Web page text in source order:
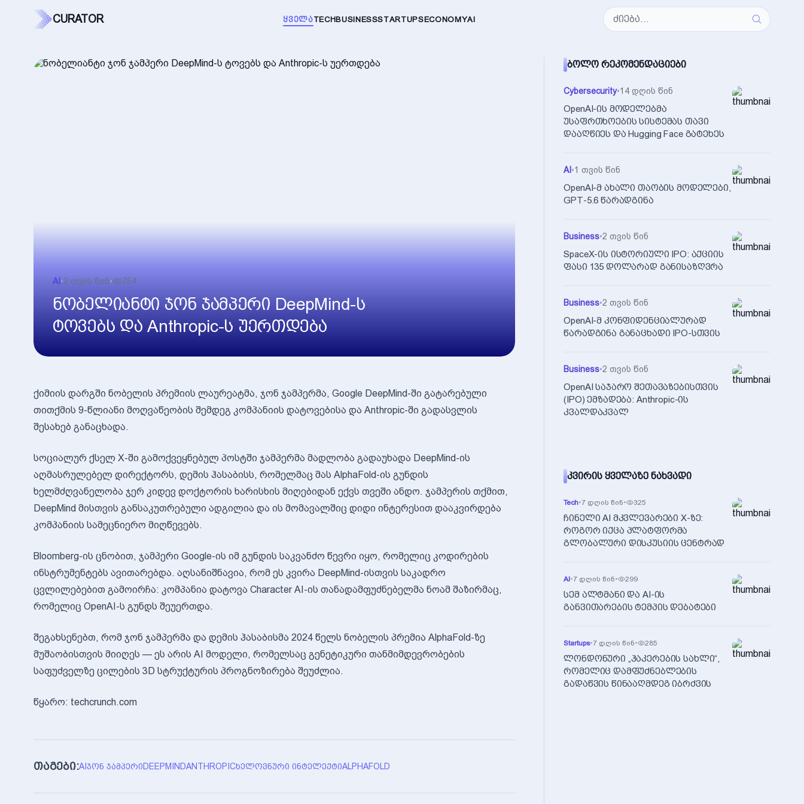
CURATOR ᲧᲕᲔᲚᲐTECHBUSINESSSTARTUPSECONOMYAI
AI •2 თვის წინ• 754
ნობელიანტი ჯონ ჯამპერი DeepMind-ს
ტოვებს და Anthropic-ს უერთდება
ქიმიის დარგში ნობელის პრემიის ლაურეატმა, ჯონ ჯამპერმა, Google DeepMind-ში გატარებული
თითქმის 9-წლიანი მოღვაწეობის შემდეგ კომპანიის დატოვებისა და Anthropic-ში გადასვლის
შესახებ განაცხადა.
სოციალურ ქსელ X-ში გამოქვეყნებულ პოსტში ჯამპერმა მადლობა გადაუხადა DeepMind-ის
აღმასრულებელ დირექტორს, დემის ჰასაბისს, რომელმაც მას AlphaFold-ის გუნდის
ხელმძღვანელობა ჯერ კიდევ დოქტორის ხარისხის მიღებიდან ექვს თვეში ანდო. ჯამპერის თქმით,
DeepMind მისთვის განსაკუთრებული ადგილია და ის მომავალშიც დიდი ინტერესით დააკვირდება
კომპანიის სამეცნიერო მიღწევებს.
Bloomberg-ის ცნობით, ჯამპერი Google-ის იმ გუნდის საკვანძო წევრი იყო, რომელიც კოდირების
ინსტრუმენტებს ავითარებდა. აღსანიშნავია, რომ ეს კვირა DeepMind-ისთვის საკადრო
ცვლილებებით გამოირჩა: კომპანია დატოვა Character AI-ის თანადამფუძნებელმა ნოამ შაზირმაც,
რომელიც OpenAI-ს გუნდს შეუერთდა.
შეგახსენებთ, რომ ჯონ ჯამპერმა და დემის ჰასაბისმა 2024 წელს ნობელის პრემია AlphaFold-ზე
მუშაობისთვის მიიღეს — ეს არის AI მოდელი, რომელსაც გენეტიკური თანმიმდევრობების
საფუძველზე ცილების 3D სტრუქტურის პროგნოზირება შეუძლია.
წყარო: techcrunch.com
თაგები:AI ᲯᲝᲜ ᲯᲐᲛᲞᲔᲠᲘDEEPMINDANTHROPICᲮᲔᲚᲝᲕᲜᲣᲠᲘ ᲘᲜᲢᲔᲚᲔᲥᲢᲘALPHAFOLD
ᲑᲝᲚᲝ ᲠᲔᲙᲝᲛᲔᲜᲓᲐᲪᲘᲔᲑᲘ
Cybersecurity•14 დღის წინ
OpenAI-ის მოდელებმა
უსაფრთხოების სისტემას თავი
დააღწიეს და Hugging Face გატეხეს
AI •1 თვის წინ
OpenAI-მ ახალი თაობის მოდელები,
GPT-5.6 წარადგინა
Business•2 თვის წინ
SpaceX-ის ისტორიული IPO: აქციის
ფასი 135 დოლარად განისაზღვრა
Business•2 თვის წინ
OpenAI-მ კონფიდენციალურად
წარადგინა განაცხადი IPO-სთვის
Business•2 თვის წინ
OpenAI საჯარო შეთავაზებისთვის
(IPO) ემზადება: Anthropic-ის
კვალდაკვალ
ᲙᲕᲘᲠᲘᲡ ᲧᲕᲔᲚᲐᲖᲔ ᲜᲐᲮᲕᲐᲓᲘ
Tech•7 დღის წინ• 325
ჩინელი AI მკვლევარები X-ზე:
როგორ იქცა პლატფორმა
გლობალური დისკუსიის ცენტრად
AI•7 დღის წინ• 299
სემ ალტმანი და AI-ის
განვითარების ტემპის დებატები
Startups•7 დღის წინ• 285
ლონდონური „ჰაკერების სახლი“,
რომელიც დამფუძნებლების
გადაწვის წინააღმდეგ იბრძვის